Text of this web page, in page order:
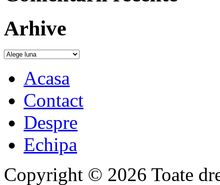
Arhive
Acasa
Contact
Despre
Echipa
Copyright © 2026 Toate